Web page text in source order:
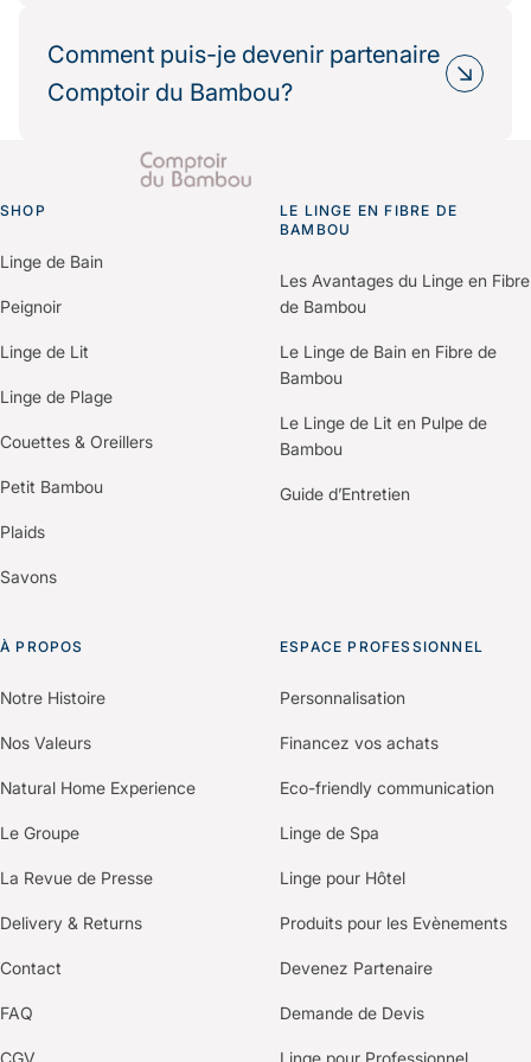
impact environnemental.
choisissent Comptoir du Bambou dans le cadre
de leur politique RSE.
Nous fournissons les informations
pour vos démarches de certification (Green Key,
Comment puis-je devenir partenaire
Comptoir du Bambou?
Il vous suffit de nous contacter via le formulaire
“Espace Professionnels” du site.
Un membre de notre équipe vous recontactera
pour comprendre vos besoins et construire une
offre personnalisée selon votre établissement.
SHOP
Linge de Bain
Peignoir
Linge de Lit
Linge de Plage
Couettes & Oreillers
Petit Bambou
Plaids
Savons
LE LINGE EN FIBRE DE
BAMBOU
Les Avantages du Linge en Fibre
de Bambou
Le Linge de Bain en Fibre de
Bambou
Le Linge de Lit en Pulpe de
Bambou
Guide d’Entretien
À PROPOS
Notre Histoire
Nos Valeurs
Natural Home Experience
Le Groupe
La Revue de Presse
Delivery & Returns
Contact
FAQ
ESPACE PROFESSIONNEL
Personnalisation
Financez vos achats
Eco-friendly communication
Linge de Spa
Linge pour Hôtel
Produits pour les Evènements
Devenez Partenaire
Demande de Devis